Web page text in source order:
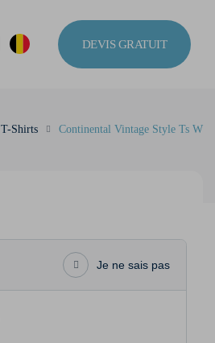
DEVIS GRATUIT
T-Shirts Continental Vintage Style Ts W
Je ne sais pas